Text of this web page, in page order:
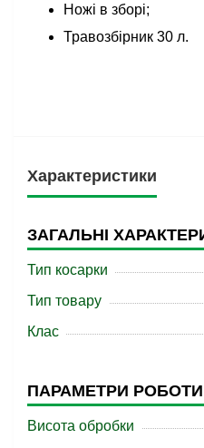
Ножі в зборі;
Травозбірник 30 л.
Характеристики
ЗАГАЛЬНІ
Тип косарки
Тип товару
Клас
ПАРАМЕТРИ РОБОТИ
Висота обробки